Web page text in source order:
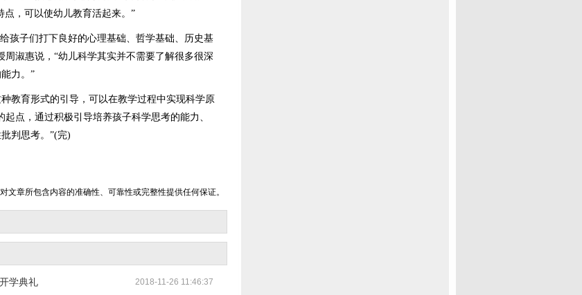
，可以使幼儿教育活起来。”
子们打下良好的心理基础、哲学基础、历史基
淑惠说，“幼儿科学其实并不需要了解很多很深
力。”
育形式的引导，可以在教学过程中实现科学原
点，通过积极引导培养孩子科学思考的能力、
判思考。”(完)
章所包含内容的准确性、可靠性或完整性提供任何保证。
学典礼 2018-11-26 11:46:37